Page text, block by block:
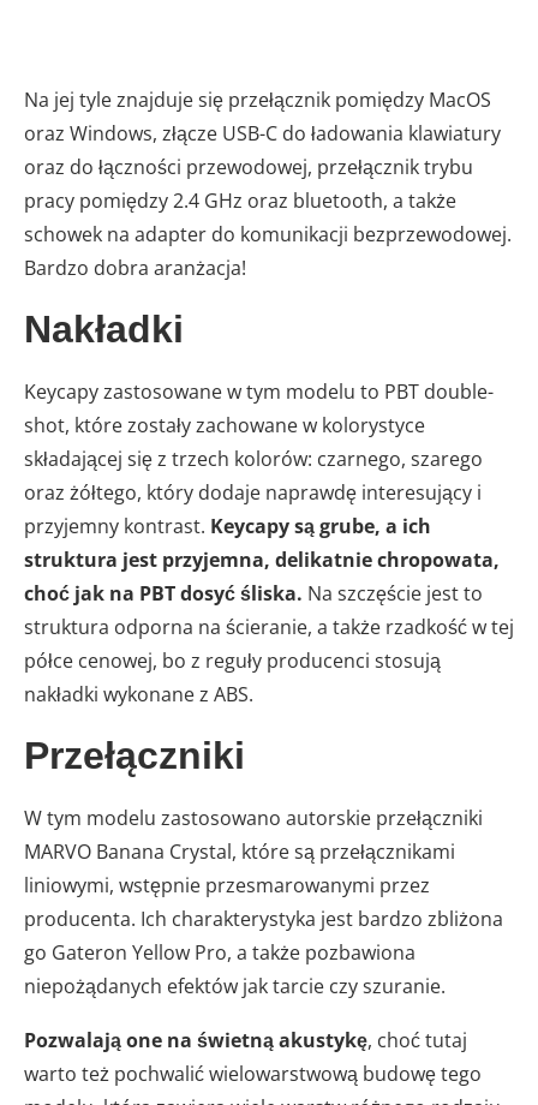
Na jej tyle znajduje się przełącznik pomiędzy MacOS
oraz Windows, złącze USB-C do ładowania klawiatury
oraz do łączności przewodowej, przełącznik trybu
pracy pomiędzy 2.4 GHz oraz bluetooth, a także
schowek na adapter do komunikacji bezprzewodowej.
Bardzo dobra aranżacja!
Nakładki
Keycapy zastosowane w tym modelu to PBT double-
shot, które zostały zachowane w kolorystyce
składającej się z trzech kolorów: czarnego, szarego
oraz żółtego, który dodaje naprawdę interesujący i
przyjemny kontrast. Keycapy są grube, a ich
struktura jest przyjemna, delikatnie chropowata,
choć jak na PBT dosyć śliska. Na szczęście jest to
struktura odporna na ścieranie, a także rzadkość w tej
półce cenowej, bo z reguły producenci stosują
nakładki wykonane z ABS.
Przełączniki
W tym modelu zastosowano autorskie przełączniki
MARVO Banana Crystal, które są przełącznikami
liniowymi, wstępnie przesmarowanymi przez
producenta. Ich charakterystyka jest bardzo zbliżona
go Gateron Yellow Pro, a także pozbawiona
niepożądanych efektów jak tarcie czy szuranie.
Pozwalają one na świetną akustykę, choć tutaj
warto też pochwalić wielowarstwową budowę tego